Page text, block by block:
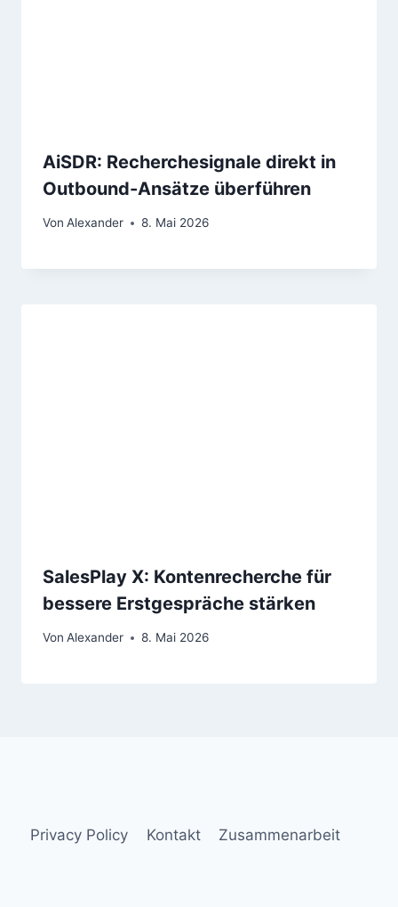
AiSDR: Recherchesignale direkt in
Outbound-Ansätze überführen
Von Alexander 8. Mai 2026
SalesPlay X: Kontenrecherche für
bessere Erstgespräche stärken
Von Alexander 8. Mai 2026
Privacy Policy Kontakt Zusammenarbeit